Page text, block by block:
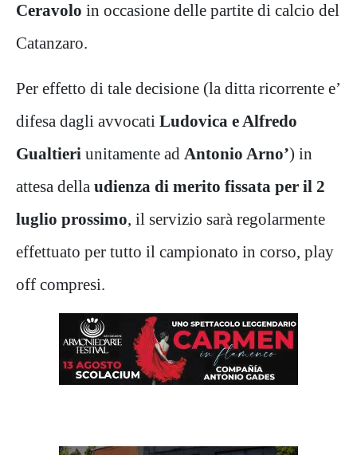
Ceravolo in occasione delle partite di calcio del
Catanzaro.
Per effetto di tale decisione (la ditta ricorrente e’
difesa dagli avvocati Ludovica e Alfredo
Gualtieri unitamente ad Antonio Arno’) in
attesa della udienza di merito fissata per il 2
luglio prossimo, il servizio sarà regolarmente
effettuato per tutto il campionato in corso, play
off compresi.